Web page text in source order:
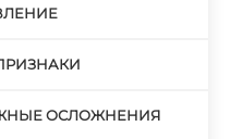
ОСЛОЖНЕНИЯ